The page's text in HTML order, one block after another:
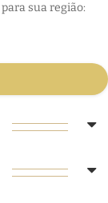
sua região: